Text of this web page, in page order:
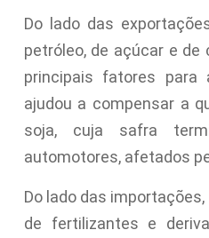
Do lado das
petróleo, de açúcar e
principais fatores para
ajudou a compensar a
soja, cuja safra
automotores, afetados
Do lado das
de fertilizantes e